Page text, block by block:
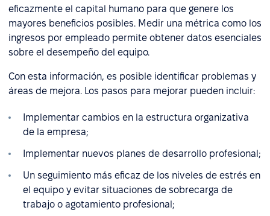
eficazmente el capital humano para que genere los
mayores beneficios posibles. Medir una métrica como los
ingresos por empleado permite obtener datos esenciales
sobre el desempeño del equipo.
Con esta información, es posible identificar problemas y
áreas de mejora. Los pasos para mejorar pueden incluir:
Implementar cambios en la estructura organizativa
de la empresa;
Implementar nuevos planes de desarrollo profesional;
Un seguimiento más eficaz de los niveles de estrés en
el equipo y evitar situaciones de sobrecarga de
trabajo o agotamiento profesional;